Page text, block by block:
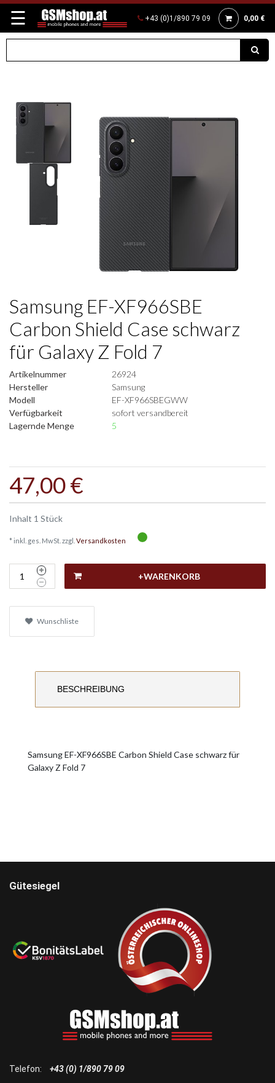
☰ +43 (0)1/890 79 09 0,00 €
Samsung EF-XF966SBE
Carbon Shield Case schwarz
für Galaxy Z Fold 7
Artikelnummer
26924
Hersteller
Samsung
Modell
EF-XF966SBEGWW
Verfügbarkeit
sofort versandbereit
Lagernde Menge
5
47,00 €
Inhalt 1 Stück
* inkl. ges. MwSt. zzgl. Versandkosten
+WARENKORB
Wunschliste
BESCHREIBUNG
Samsung EF-XF966SBE Carbon Shield Case schwarz für
Galaxy Z Fold 7
Telefon: +43 (0) 1/890 79 09
Gütesiegel